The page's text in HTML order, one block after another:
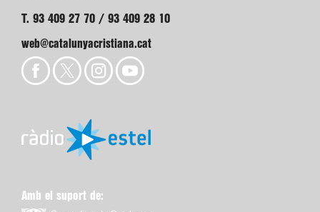
T. 93 409 27 70 / 93 409 28 10
web@catalunyacristiana.cat
Amb el suport de: